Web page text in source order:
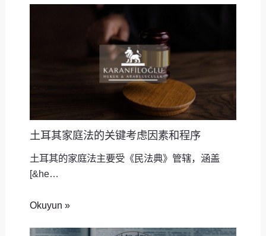
土耳其家庭法的关键考虑因素和程序
土耳其的家庭法主要受《民法典》管辖，涵盖
[&he…
Okuyun »